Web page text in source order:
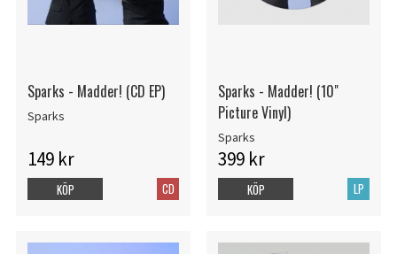
Sparks - Madder! (CD EP)
Sparks
149 kr
CD
KÖP
Sparks - Madder! (10"
Picture Vinyl)
Sparks
399 kr
LP
KÖP